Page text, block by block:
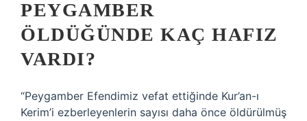
PEYGAMBER
ÖLDÜĞÜNDE KAÇ HAFIZ
VARDI?
“Peygamber Efendimiz vefat ettiğinde Kur’an-ı
Kerim’i ezberleyenlerin sayısı daha önce öldürülmüş